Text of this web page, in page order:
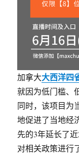
加拿大大西洋四
就因为低门槛、
同时，该项目为
地促进了当地经
先的3年延长了
对相关政策进行